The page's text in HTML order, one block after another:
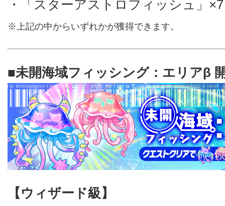
・「スターアストロフィッシュ」×7
※上記の中からいずれかが獲得できます。
■未開海域フィッシング：エリアβ
【ウィザード級】